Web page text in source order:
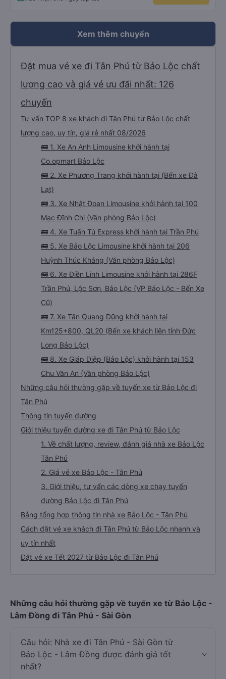
Xem thêm chuyến
Đặt mua vé xe đi Tân Phú từ Bảo Lộc chất
lượng cao và giá vé ưu đãi nhất: 126
chuyến
Tư vấn TOP 8 xe khách đi Tân Phú từ Bảo Lộc chất
lượng cao, uy tín, giá rẻ nhất 08/2026
🚌 1. Xe An Anh Limousine khởi hành tại
Co.opmart Bảo Lộc
🚌 2. Xe Phương Trang khởi hành tại (Bến xe Đà
Lạt)
🚌 3. Xe Nhật Đoan Limousine khởi hành tại 100
Mạc Đĩnh Chi (Văn phòng Bảo Lộc)
🚌 4. Xe Tuấn Tú Express khởi hành tại Trần Phú
🚌 5. Xe Bảo Lộc Limousine khởi hành tại 206
Huỳnh Thúc Kháng (Văn phòng Bảo Lộc)
🚌 6. Xe Điền Linh Limousine khởi hành tại 286F
Trần Phú, Lộc Sơn, Bảo Lộc (VP Bảo Lộc - Bến Xe
Cũ)
🚌 7. Xe Tân Quang Dũng khởi hành tại
Km125+800, QL20 (Bến xe khách liên tỉnh Đức
Long Bảo Lộc)
🚌 8. Xe Giáp Diệp (Bảo Lộc) khởi hành tại 153
Chu Văn An (Văn phòng Bảo Lộc)
Những câu hỏi thường gặp về tuyến xe từ Bảo Lộc đi
Tân Phú
Thông tin tuyến đường
Giới thiệu tuyến đường xe đi Tân Phú từ Bảo Lộc
1. Về chất lượng, review, đánh giá nhà xe Bảo Lộc
Tân Phú
2. Giá vé xe Bảo Lộc - Tân Phú
3. Giới thiệu, tư vấn các dòng xe chạy tuyến
đường Bảo Lộc đi Tân Phú
Bảng tổng hợp thông tin nhà xe Bảo Lộc - Tân Phú
Cách đặt vé xe khách đi Tân Phú từ Bảo Lộc nhanh và
uy tín nhất
Đặt vé xe Tết 2027 từ Bảo Lộc đi Tân Phú
Những câu hỏi thường gặp về tuyến xe từ Bảo Lộc -
Lâm Đồng đi Tân Phú - Sài Gòn
Câu hỏi: Nhà xe đi Tân Phú - Sài Gòn từ
Bảo Lộc - Lâm Đồng được đánh giá tốt
nhất?